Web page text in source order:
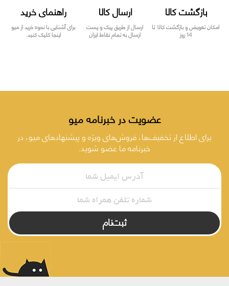
بازگشت کالا
امکان تعویض و بازگشت کالا تا
14 روز
ارسال کالا
ارسال از طریق پیک و پست
ارسال به تمام نقاط ایران
راهنمای خرید
برای آشنایی با نحوه خرید از میو
اینجا کلیک کنید.
عضویت در خبرنامه میو
برای اطلاع از تخفیف‌ها، فروش‌های ویژه و پیشنهادهای میو، در
خبرنامه ما عضو شوید.
ثبت‌نام